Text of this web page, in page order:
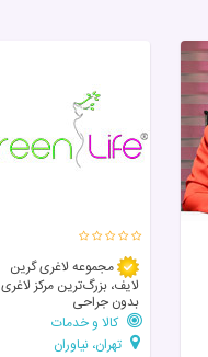
مجموعه لاغری گرین
لایف، بزرگ‌ترین مرکز لاغری
بدون جراحی
کالا و خدمات
تهران، نیاوران